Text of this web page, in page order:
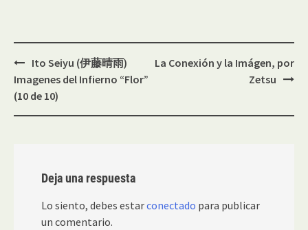
Navegación
de
entradas
Ito Seiyu (伊藤晴雨)
Imagenes del Infierno “Flor”
(10 de 10)
La Conexión y la Imágen, por
Zetsu
Deja una respuesta
Lo siento, debes estarconectado para publicar
un comentario.